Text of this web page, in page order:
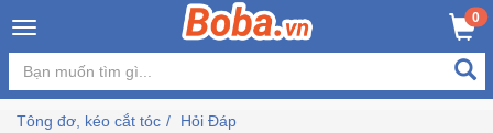
×
Đăng
nhập
0
Tông đơ, kéo cắt tóc
Hỏi Đáp